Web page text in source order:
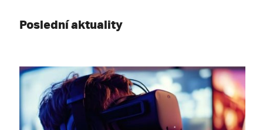
Poslední aktuality